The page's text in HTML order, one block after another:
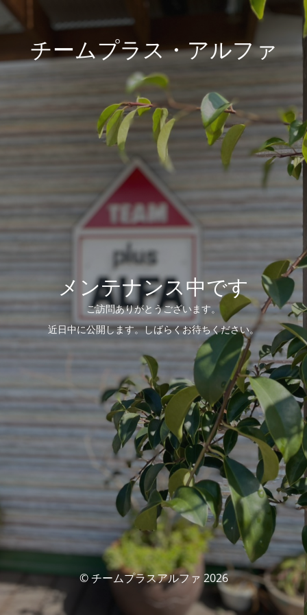
チームプラス・アルファ
メンテナンス中です
ご訪問ありがとうございます。
近日中に公開します。しばらくお待ちください。
© チームプラスアルファ 2026